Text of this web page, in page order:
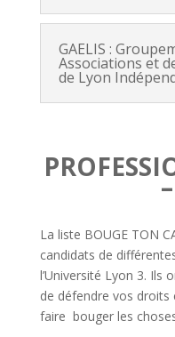
GAELIS :
Associations et
de Lyon
La liste BOUGE TON
candidats de
l’Université Lyon 3.
de défendre vos droits
faire bouger les